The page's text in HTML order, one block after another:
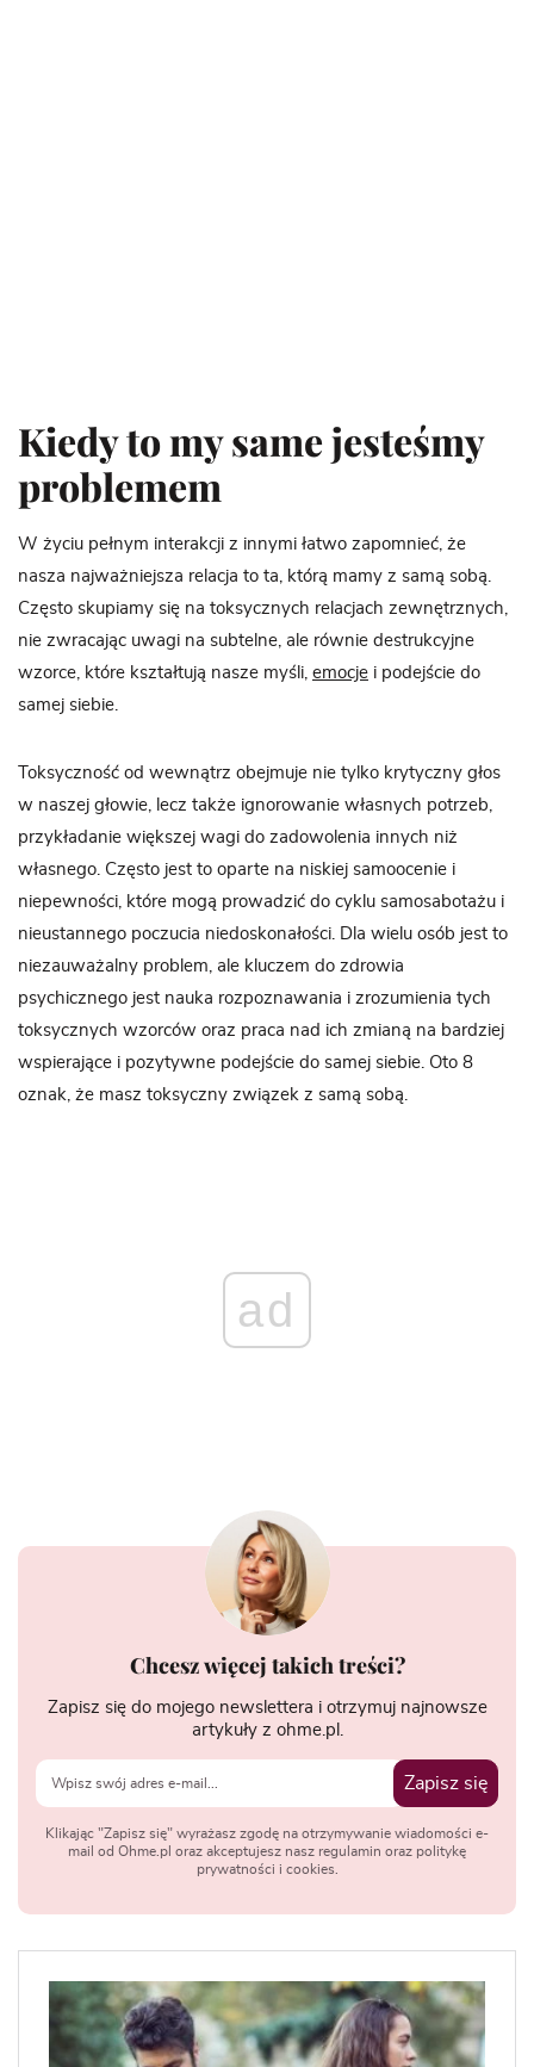
Kiedy to my same jesteśmy
problemem
W życiu pełnym interakcji z innymi łatwo zapomnieć, że
nasza najważniejsza relacja to ta, którą mamy z samą sobą.
Często skupiamy się na toksycznych relacjach zewnętrznych,
nie zwracając uwagi na subtelne, ale równie destrukcyjne
wzorce, które kształtują nasze myśli, emocje i podejście do
samej siebie.
Toksyczność od wewnątrz obejmuje nie tylko krytyczny głos
w naszej głowie, lecz także ignorowanie własnych potrzeb,
przykładanie większej wagi do zadowolenia innych niż
własnego. Często jest to oparte na niskiej samoocenie i
niepewności, które mogą prowadzić do cyklu samosabotażu i
nieustannego poczucia niedoskonałości. Dla wielu osób jest to
niezauważalny problem, ale kluczem do zdrowia
psychicznego jest nauka rozpoznawania i zrozumienia tych
toksycznych wzorców oraz praca nad ich zmianą na bardziej
wspierające i pozytywne podejście do samej siebie. Oto 8
oznak, że masz toksyczny związek z samą sobą.
ad
Chcesz więcej takich treści?
Zapisz się do mojego newslettera i otrzymuj najnowsze
artykuły z ohme.pl.
Zapisz się
Klikając "Zapisz się" wyrażasz zgodę na otrzymywanie wiadomości e-
mail od Ohme.pl oraz akceptujesz nasz regulamin oraz politykę
prywatności i cookies.